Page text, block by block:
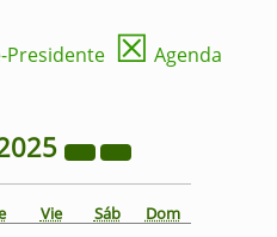
Presidente ☒ Agenda
Vie Sáb Dom